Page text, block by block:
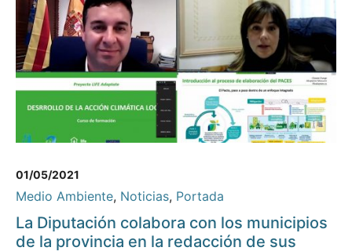
01/05/2021
Medio Ambiente, Noticias, Portada
La Diputación colabora con los municipios
de la provincia en la redacción de sus